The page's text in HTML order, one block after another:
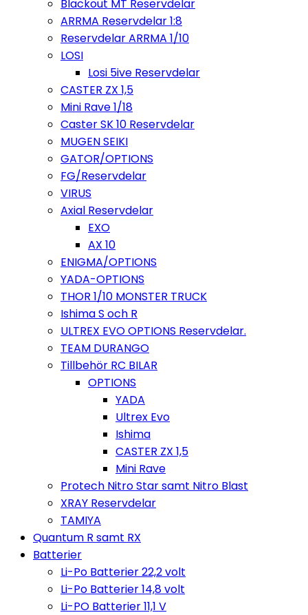
Blackout MT Reservdelar
ARRMA Reservdelar 1:8
Reservdelar ARRMA 1/10
LOSI
Losi 5ive Reservdelar
CASTER ZX 1,5
Mini Rave 1/18
Caster SK 10 Reservdelar
MUGEN SEIKI
GATOR/OPTIONS
FG/Reservdelar
VIRUS
Axial Reservdelar
EXO
AX 10
ENIGMA/OPTIONS
YADA-OPTIONS
THOR 1/10 MONSTER TRUCK
Ishima S och R
ULTREX EVO OPTIONS Reservdelar.
TEAM DURANGO
Tillbehör RC BILAR
OPTIONS
YADA
Ultrex Evo
Ishima
CASTER ZX 1,5
Mini Rave
Protech Nitro Star samt Nitro Blast
XRAY Reservdelar
TAMIYA
Quantum R samt RX
Batterier
Li-Po Batterier 22,2 volt
Li-Po Batterier 14,8 volt
Li-PO Batterier 11,1 V